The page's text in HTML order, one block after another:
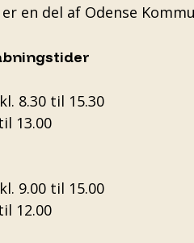
en del af Odense
8.30 til 15.30
13.00
9.00 til 15.00
12.00